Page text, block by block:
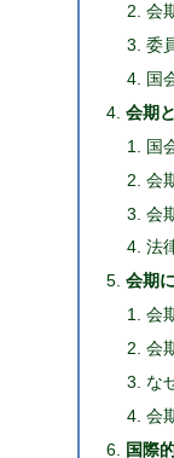
会
委
国
会期
国
会
会
法
会期
会
会
な
会
国際